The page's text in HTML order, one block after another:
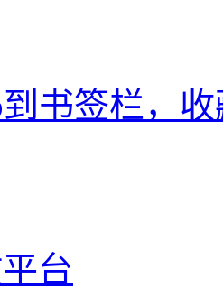
书签栏，
台